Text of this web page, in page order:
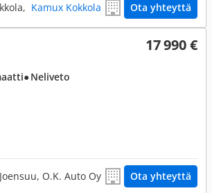
Kamux Kokkola Ota yhteyttä
17 990 €
● Neliveto
Joensuu, O.K. Auto Oy Ota yhteyttä